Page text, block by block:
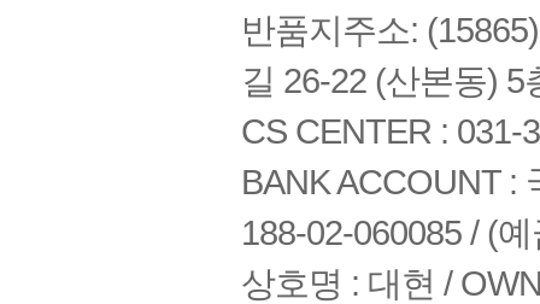
반품지주소:
길 26-22 (산본동) 5
CS CENTER : 031-
BANK ACCOUNT :
188-02-060085 / (
상호명 : 대현 /